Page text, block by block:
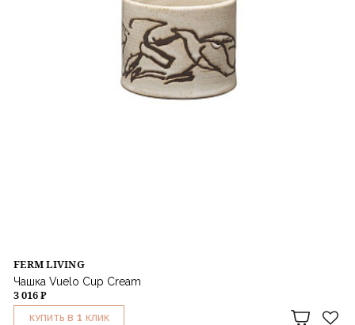
FERM LIVING
Чашка Vuelo Cup Cream
3 016 ₽
КУПИТЬ В 1 КЛИК